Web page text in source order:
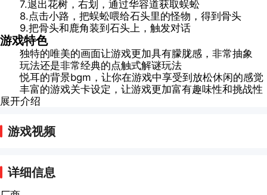
7.退出花树，右划，通过华容道获取蜈蚣
8.点击小路，把蜈蚣喂给石头里的怪物，得到骨头
9.把骨头和鹿角装到石头上，触发对话
游戏特色
独特的唯美的画面让游戏更加具有朦胧感，非常抽象
玩法还是非常经典的点触式解谜玩法
悦耳的背景bgm，让你在游戏中享受到放松休闲的感觉
丰富的游戏关卡设定，让游戏更加富有趣味性和挑战性
展开介绍
游戏视频
详细信息